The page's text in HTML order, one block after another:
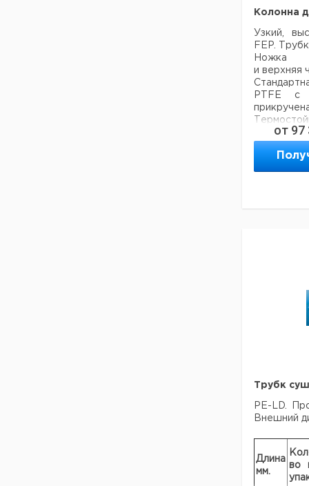
Колонна
Узкий,
FEP.
Ножка
и верхняя
PTFE с
-
-
-
большой
от 97
Трубк
PE-LD.
Внешний
Длина
мм.
во